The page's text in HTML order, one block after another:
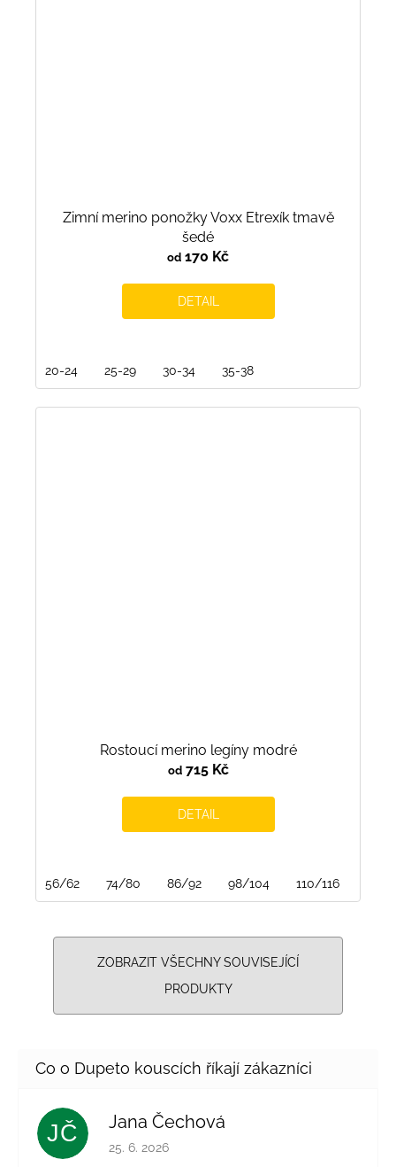
Zimní merino ponožky Voxx Etrexík tmavě
šedé
od 170 Kč
DETAIL
20-24 25-29 30-34 35-38
Rostoucí merino legíny modré
od715 Kč
DETAIL
56/62 74/80 86/92 98/104 110/116
ZOBRAZIT VŠECHNY SOUVISEJÍCÍ
PRODUKTY
JČ Jana Čechová
Hodnocení obchodu je 5 z 5 hvězdiček.
25. 6. 2026